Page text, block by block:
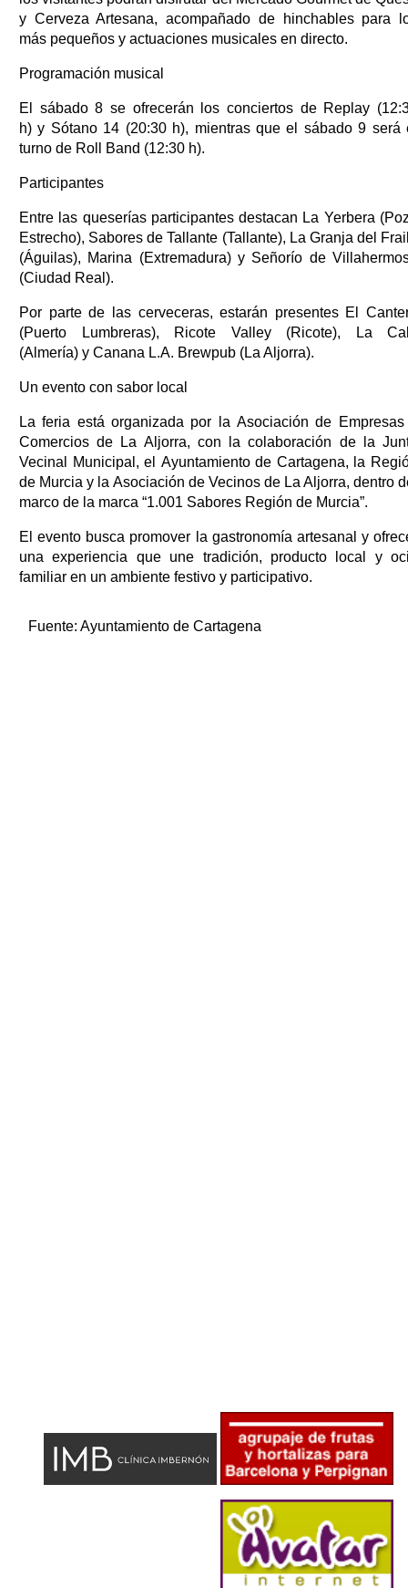
y Cerveza Artesana, acompañado de hinchables para
más pequeños y actuaciones musicales en directo.
Programación musical
El sábado 8 se ofrecerán los conciertos de Replay
h) y Sótano 14 (20:30 h), mientras que el sábado 9 será
turno de Roll Band (12:30 h).
Participantes
Entre las queserías participantes destacan La Yerbera
Estrecho), Sabores de Tallante (Tallante), La Granja del
(Águilas), Marina (Extremadura) y Señorío de
(Ciudad Real).
Por parte de las cerveceras, estarán presentes El
(Puerto Lumbreras), Ricote Valley (Ricote), La
(Almería) y Canana L.A. Brewpub (La Aljorra).
Un evento con sabor local
La feria está organizada por la Asociación de
Comercios de La Aljorra, con la colaboración de la
Vecinal Municipal, el Ayuntamiento de Cartagena, la
de Murcia y la Asociación de Vecinos de La Aljorra, dentro
marco de la marca “1.001 Sabores Región de Murcia”.
El evento busca promover la gastronomía artesanal y
una experiencia que une tradición, producto local y
familiar en un ambiente festivo y participativo.
Fuente: Ayuntamiento de Cartagena